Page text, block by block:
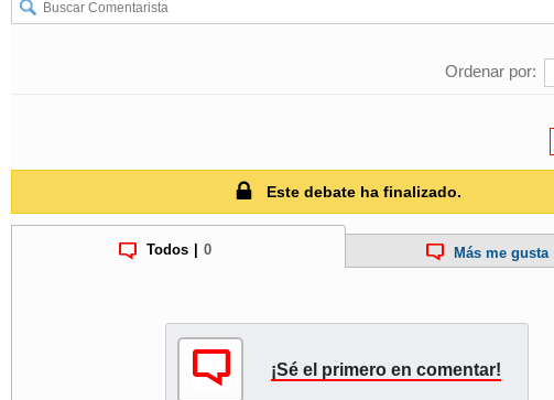
Ordenar por:
Este debate ha finalizado.
Todos 0 Más me gusta
¡Sé el primero en comentar!